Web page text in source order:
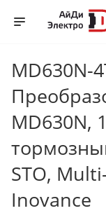
MD630N-
MD630N,
STO,
Inovance